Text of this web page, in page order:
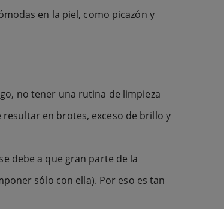
en la piel, como picazón y
no tener una rutina de limpieza
en brotes, exceso de brillo y
debe a que gran parte de la
sólo con ella). Por eso es tan